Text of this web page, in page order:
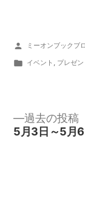
投
稿
ミーオンブックブ
カ
リ
ー:
イベント プレゼ
過去の投稿
5月3日～5月6